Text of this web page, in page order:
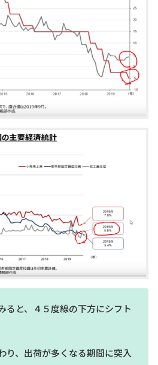
ると、４５度線の下方にシフト
、出荷が多くなる期間に突入